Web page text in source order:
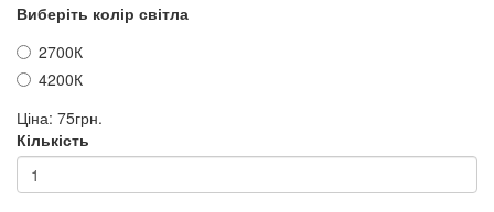
Виберіть колір світла
2700К
4200К
Ціна: 75грн.
Кількість